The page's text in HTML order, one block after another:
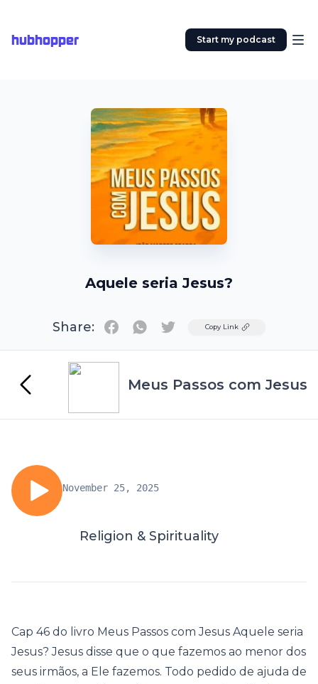
hubhopper Start my podcast
Aquele seria Jesus?
Share: TwitterCopy Link
Meus Passos com Jesus
November 25, 2025
Religion & Spirituality
Cap 46 do livro Meus Passos com Jesus Aquele seria
Jesus? Jesus disse que o que fazemos ao menor dos
seus irmãos, a Ele fazemos. Todo pedido de ajuda de